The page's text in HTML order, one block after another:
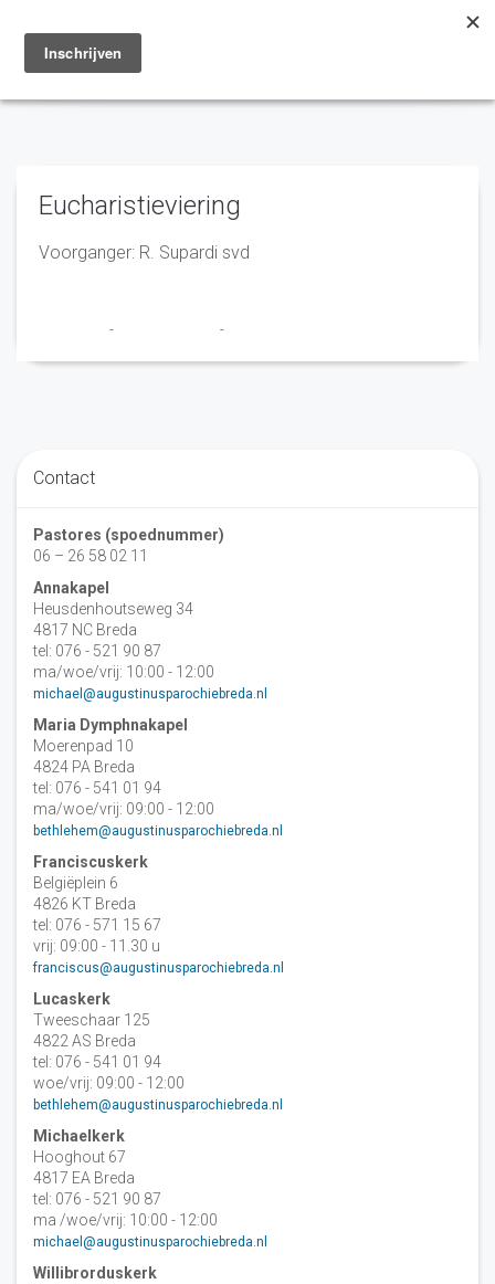
Toggle
navigation
Eucharistieviering
Voorganger: R. Supardi svd
- -
Contact
Pastores (spoednummer)
06 – 26 58 02 11
Annakapel
Heusdenhoutseweg 34
4817 NC Breda
tel: 076 - 521 90 87
ma/woe/vrij: 10:00 - 12:00
michael@augustinusparochiebreda.nl
Maria Dymphnakapel
Moerenpad 10
4824 PA Breda
tel: 076 - 541 01 94
ma/woe/vrij: 09:00 - 12:00
bethlehem@augustinusparochiebreda.nl
Franciscuskerk
Belgiëplein 6
4826 KT Breda
tel: 076 - 571 15 67
vrij: 09:00 - 11.30 u
franciscus@augustinusparochiebreda.nl
Lucaskerk
Tweeschaar 125
4822 AS Breda
tel: 076 - 541 01 94
woe/vrij: 09:00 - 12:00
bethlehem@augustinusparochiebreda.nl
Michaelkerk
Hooghout 67
4817 EA Breda
tel: 076 - 521 90 87
ma /woe/vrij: 10:00 - 12:00
michael@augustinusparochiebreda.nl
Willibrorduskerk